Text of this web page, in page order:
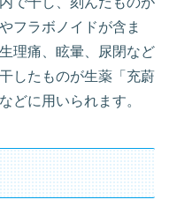
フラボノイドが含ま
理痛、眩暈、尿閉など
したものが生薬「充蔚
どに用いられます。